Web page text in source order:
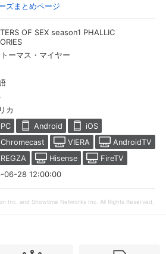
決済方法の変更が可能です。
ズまとめページ
OF SEX season1 PHALLIC
ーマス・マイヤー
カ
PC Android
iOS
Chromecast
VIERA
AndroidTV
REGZA
Hisense
FireTV
06-28 12:00:00
Inc. and Showtime Networks Inc. All Rights Reserved.